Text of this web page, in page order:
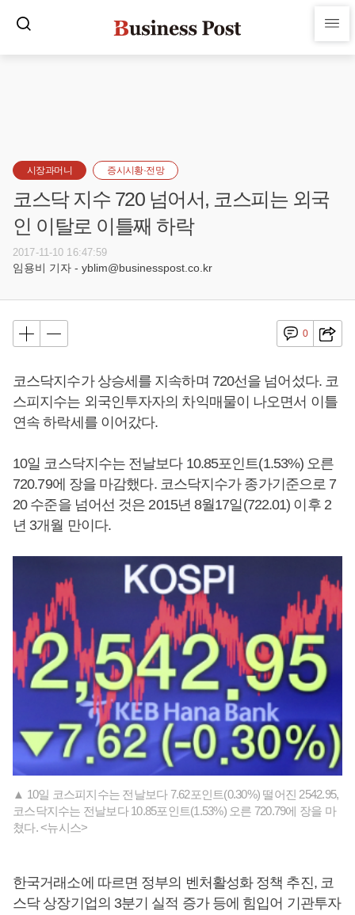
시장과머니 증시시황·전망
코스닥 지수 720 넘어서, 코스피는 외국
인 이탈로 이틀째 하락
2017-11-10 16:47:59
임용비 기자 - yblim@businesspost.co.kr
0
코스닥지수가 상승세를 지속하며 720선을 넘어섰다. 코
스피지수는 외국인투자자의 차익매물이 나오면서 이틀
연속 하락세를 이어갔다.
10일 코스닥지수는 전날보다 10.85포인트(1.53%) 오른
720.79에 장을 마감했다. 코스닥지수가 종가기준으로 7
20 수준을 넘어선 것은 2015년 8월17일(722.01) 이후 2
년 3개월 만이다.
▲ 10일 코스피지수는 전날보다 7.62포인트(0.30%) 떨어진 2542.95,
코스닥지수는 전날보다 10.85포인트(1.53%) 오른 720.79에 장을 마
쳤다. <뉴시스>
한국거래소에 따르면 정부의 벤처활성화 정책 추진, 코
스닥 상장기업의 3분기 실적 증가 등에 힘입어 기관투자